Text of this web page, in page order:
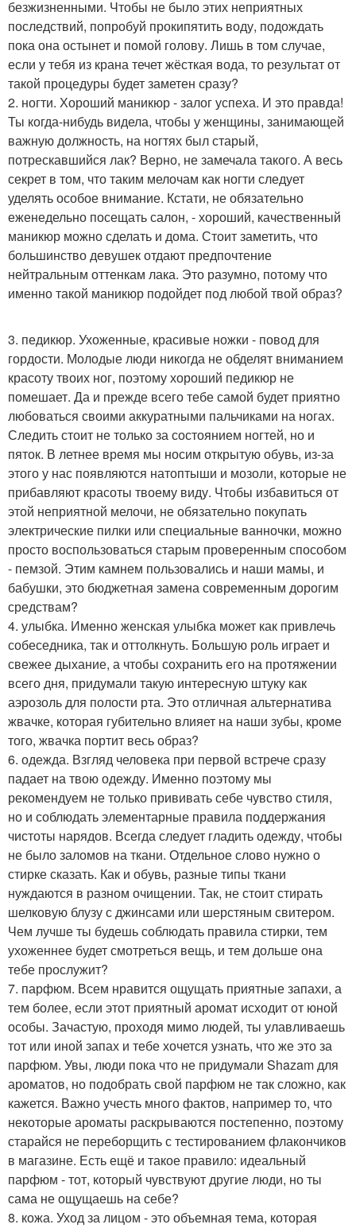
безжизненными. Чтобы не было этих неприятных
последствий, попробуй прокипятить воду, подождать
пока она остынет и помой голову. Лишь в том случае,
если у тебя из крана течет жёсткая вода, то результат от
такой процедуры будет заметен сразу?
2. ногти. Хороший маникюр - залог успеха. И это правда!
Ты когда-нибудь видела, чтобы у женщины, занимающей
важную должность, на ногтях был старый,
потрескавшийся лак? Верно, не замечала такого. А весь
секрет в том, что таким мелочам как ногти следует
уделять особое внимание. Кстати, не обязательно
еженедельно посещать салон, - хороший, качественный
маникюр можно сделать и дома. Стоит заметить, что
большинство девушек отдают предпочтение
нейтральным оттенкам лака. Это разумно, потому что
именно такой маникюр подойдет под любой твой образ?
3. педикюр. Ухоженные, красивые ножки - повод для
гордости. Молодые люди никогда не обделят вниманием
красоту твоих ног, поэтому хороший педикюр не
помешает. Да и прежде всего тебе самой будет приятно
любоваться своими аккуратными пальчиками на ногах.
Следить стоит не только за состоянием ногтей, но и
пяток. В летнее время мы носим открытую обувь, из-за
этого у нас появляются натоптыши и мозоли, которые не
прибавляют красоты твоему виду. Чтобы избавиться от
этой неприятной мелочи, не обязательно покупать
электрические пилки или специальные ванночки, можно
просто воспользоваться старым проверенным способом
- пемзой. Этим камнем пользовались и наши мамы, и
бабушки, это бюджетная замена современным дорогим
средствам?
4. улыбка. Именно женская улыбка может как привлечь
собеседника, так и оттолкнуть. Большую роль играет и
свежее дыхание, а чтобы сохранить его на протяжении
всего дня, придумали такую интересную штуку как
аэрозоль для полости рта. Это отличная альтернатива
жвачке, которая губительно влияет на наши зубы, кроме
того, жвачка портит весь образ?
6. одежда. Взгляд человека при первой встрече сразу
падает на твою одежду. Именно поэтому мы
рекомендуем не только прививать себе чувство стиля,
но и соблюдать элементарные правила поддержания
чистоты нарядов. Всегда следует гладить одежду, чтобы
не было заломов на ткани. Отдельное слово нужно о
стирке сказать. Как и обувь, разные типы ткани
нуждаются в разном очищении. Так, не стоит стирать
шелковую блузу с джинсами или шерстяным свитером.
Чем лучше ты будешь соблюдать правила стирки, тем
ухоженнее будет смотреться вещь, и тем дольше она
тебе прослужит?
7. парфюм. Всем нравится ощущать приятные запахи, а
тем более, если этот приятный аромат исходит от юной
особы. Зачастую, проходя мимо людей, ты улавливаешь
тот или иной запах и тебе хочется узнать, что же это за
парфюм. Увы, люди пока что не придумали Shazam для
ароматов, но подобрать свой парфюм не так сложно, как
кажется. Важно учесть много фактов, например то, что
некоторые ароматы раскрываются постепенно, поэтому
старайся не переборщить с тестированием флакончиков
в магазине. Есть ещё и такое правило: идеальный
парфюм - тот, который чувствуют другие люди, но ты
сама не ощущаешь на себе?
8. кожа. Уход за лицом - это объемная тема, которая